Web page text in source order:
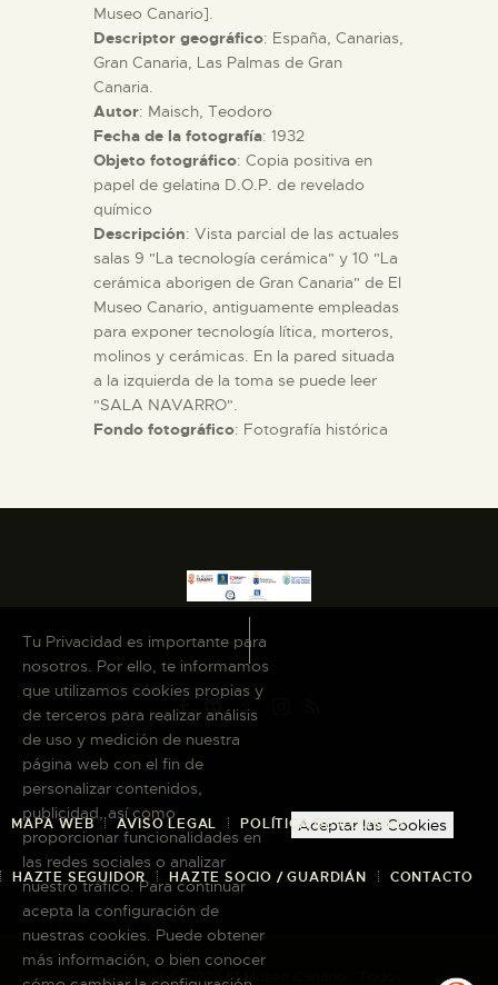
ESPAÑOL
Museo Canario].
Descriptor geográfico: España, Canarias,
Gran Canaria, Las Palmas de Gran
Canaria.
Autor: Maisch, Teodoro
Fecha de la fotografía: 1932
Objeto fotográfico: Copia positiva en
papel de gelatina D.O.P. de revelado
químico
Descripción: Vista parcial de las actuales
salas 9 "La tecnología cerámica" y 10 "La
cerámica aborigen de Gran Canaria" de El
Museo Canario, antiguamente empleadas
para exponer tecnología lítica, morteros,
molinos y cerámicas. En la pared situada
a la izquierda de la toma se puede leer
"SALA NAVARRO".
Fondo fotográfico: Fotografía histórica
MAPA WEB AVISO LEGAL POLÍTICA DE COOKIES
HAZTE SEGUIDOR HAZTE SOCIO / GUARDIÁN CONTACTO
Copyright © 2026 El Museo Canario · Todos
Tu Privacidad es importante para
nosotros. Por ello, te informamos
que utilizamos cookies propias y
de terceros para realizar análisis
de uso y medición de nuestra
página web con el fin de
personalizar contenidos,
publicidad, así como
proporcionar funcionalidades en
las redes sociales o analizar
nuestro tráfico. Para continuar
acepta la configuración de
nuestras cookies. Puede obtener
más información, o bien conocer
Aceptar las Cookies